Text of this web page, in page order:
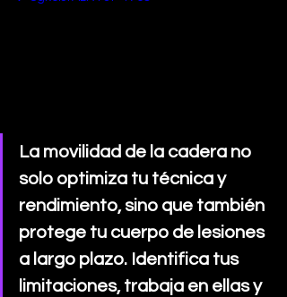
La movilidad de la cadera no
solo optimiza tu técnica y
rendimiento, sino que también
protege tu cuerpo de lesiones
a largo plazo. Identifica tus
limitaciones, trabaja en ellas y